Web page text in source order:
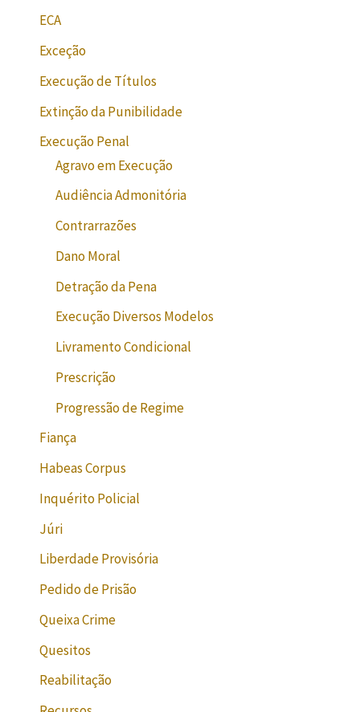
ECA
Exceção
Execução de Títulos
Extinção da Punibilidade
Execução Penal
Agravo em Execução
Audiência Admonitória
Contrarrazões
Dano Moral
Detração da Pena
Execução Diversos Modelos
Livramento Condicional
Prescrição
Progressão de Regime
Fiança
Habeas Corpus
Inquérito Policial
Júri
Liberdade Provisória
Pedido de Prisão
Queixa Crime
Quesitos
Reabilitação